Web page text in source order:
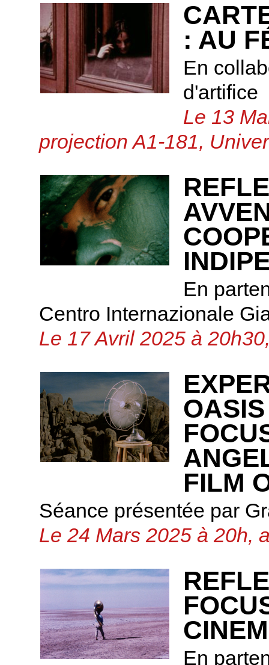
: AU
En
d'artifice
Le 13
projection A1-181,
En
Centro Internazionale
Le 17 Avril 2025 à
FILM
Séance présentée par
Le 24 Mars 2025 à 20h,
En